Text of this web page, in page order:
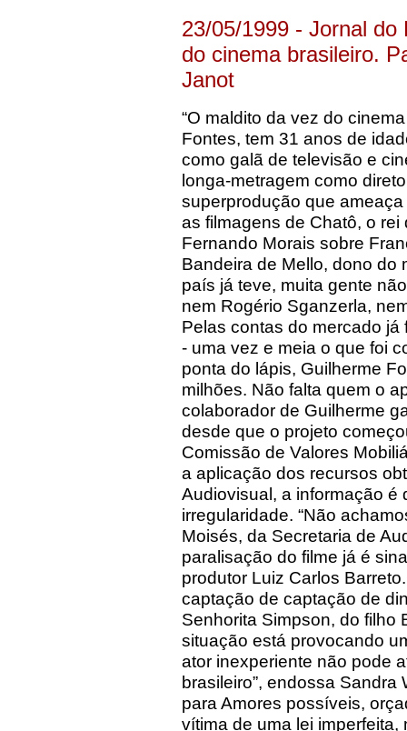
23/05/1999 - Jornal
do cinema brasileiro.
Janot
“O maldito da vez do
Fontes, tem 31 anos de
como galã de televisão e
longa-metragem como
superprodução que
as filmagens de Chatô, o
Fernando Morais sobre
Bandeira de Mello, dono do
país já teve, muita gente
nem Rogério Sganzerla,
Pelas contas do mercado
- uma vez e meia o que foi
ponta do lápis, Guilherme
milhões. Não falta quem o
colaborador de Guilherme
desde que o projeto
Comissão de Valores
a aplicação dos recursos
Audiovisual, a informação é
irregularidade. “Não
Moisés, da Secretaria de
paralisação do filme já é
produtor Luiz Carlos
captação de captação de
Senhorita Simpson, do filho
situação está provocando
ator inexperiente não pode
brasileiro”, endossa
para Amores possíveis,
vítima de uma lei